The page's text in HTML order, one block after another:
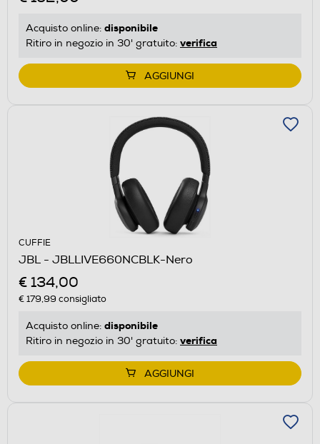
Acquisto online: disponibile
Ritiro in negozio in 30' gratuito: verifica
AGGIUNGI
CUFFIE
JBL - JBLLIVE660NCBLK-Nero
€ 134,00
€ 179,99 consigliato
Acquisto online: disponibile
Ritiro in negozio in 30' gratuito: verifica
AGGIUNGI